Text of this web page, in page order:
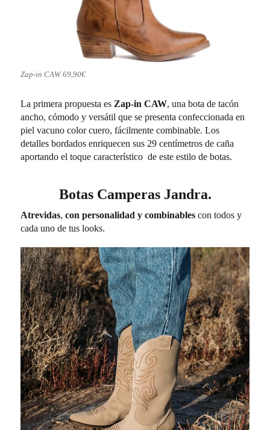
Zap-in CAW 69,90€
La primera propuesta es Zap-in CAW, una bota de tacón
ancho, cómodo y versátil que se presenta confeccionada en
piel vacuno color cuero, fácilmente combinable. Los
detalles bordados enriquecen sus 29 centímetros de caña
aportando el toque característico de este estilo de botas.
Botas Camperas Jandra.
Atrevidas,con personalidad y combinables con todos y
cada uno de tus looks.